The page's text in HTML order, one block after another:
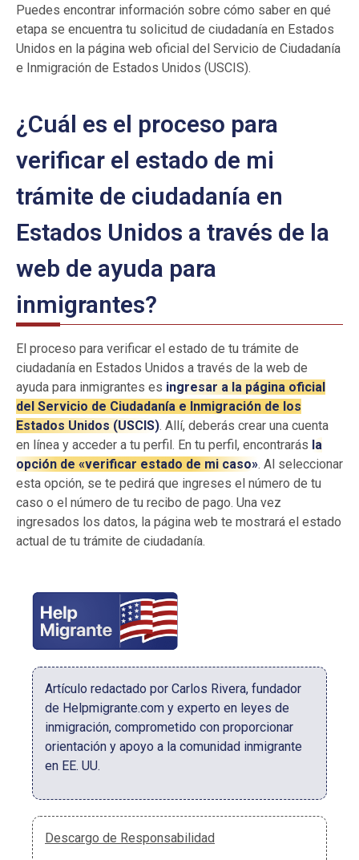
Puedes encontrar información sobre cómo saber en qué
etapa se encuentra tu solicitud de ciudadanía en Estados
Unidos en la página web oficial del Servicio de Ciudadanía
e Inmigración de Estados Unidos (USCIS).
¿Cuál es el proceso para
verificar el estado de mi
trámite de ciudadanía en
Estados Unidos a través de la
web de ayuda para
inmigrantes?
El proceso para verificar el estado de tu trámite de
ciudadanía en Estados Unidos a través de la web de
ayuda para inmigrantes es ingresar a la página oficial
del Servicio de Ciudadanía e Inmigración de los
Estados Unidos (USCIS). Allí, deberás crear una cuenta
en línea y acceder a tu perfil. En tu perfil, encontrarás la
opción de «verificar estado de mi caso». Al seleccionar
esta opción, se te pedirá que ingreses el número de tu
caso o el número de tu recibo de pago. Una vez
ingresados los datos, la página web te mostrará el estado
actual de tu trámite de ciudadanía.
Artículo redactado por Carlos Rivera, fundador
de Helpmigrante.com y experto en leyes de
inmigración, comprometido con proporcionar
orientación y apoyo a la comunidad inmigrante
en EE. UU.
Descargo de Responsabilidad